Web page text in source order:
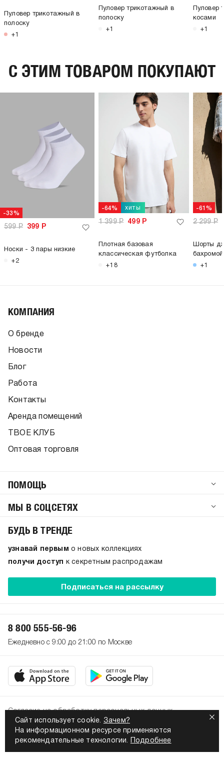
Пуловер трикотажный в
полоску
+1
Пуловер трикотажный в
полоску
+1
Пуловер
косами
+1
C ЭТИМ ТОВАРОМ ПОКУПАЮТ
-33%
599Р 399 Р
Носки - 3 пары низкие
+2
-64% хиты
1 399Р 499Р
Плотная базовая
классическая футболка
+18
-61%
2 299Р
Шорты
бахромой
+1
Сайт использует cookie. Зачем?
На информационном ресурсе применяются
рекомендательные технологии.
Подробнее
КОМПАНИЯ
О бренде
Новости
Блог
Работа
Контакты
Аренда помещений
ТВОЕ КЛУБ
Оптовая торговля
ПОМОЩЬ
МЫ В СОЦСЕТЯХ
БУДЬ В ТРЕНДЕ
узнавай первым о новых коллекциях
получи доступ к секретным распродажам
Подписаться на рассылку
8 800 555-56-96
Ежедневно с 9:00 до 21:00 по Москве
2026. Все права защищены
Политика конфиденциальности
Согласие на обработку персональных данных